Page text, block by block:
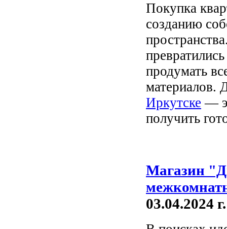
Покупка
созданию
продумать
материалов.
Иркутске —
получить
Магазин
03.04.2024 г.